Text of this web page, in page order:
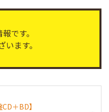
です。
ます。
＋BD】